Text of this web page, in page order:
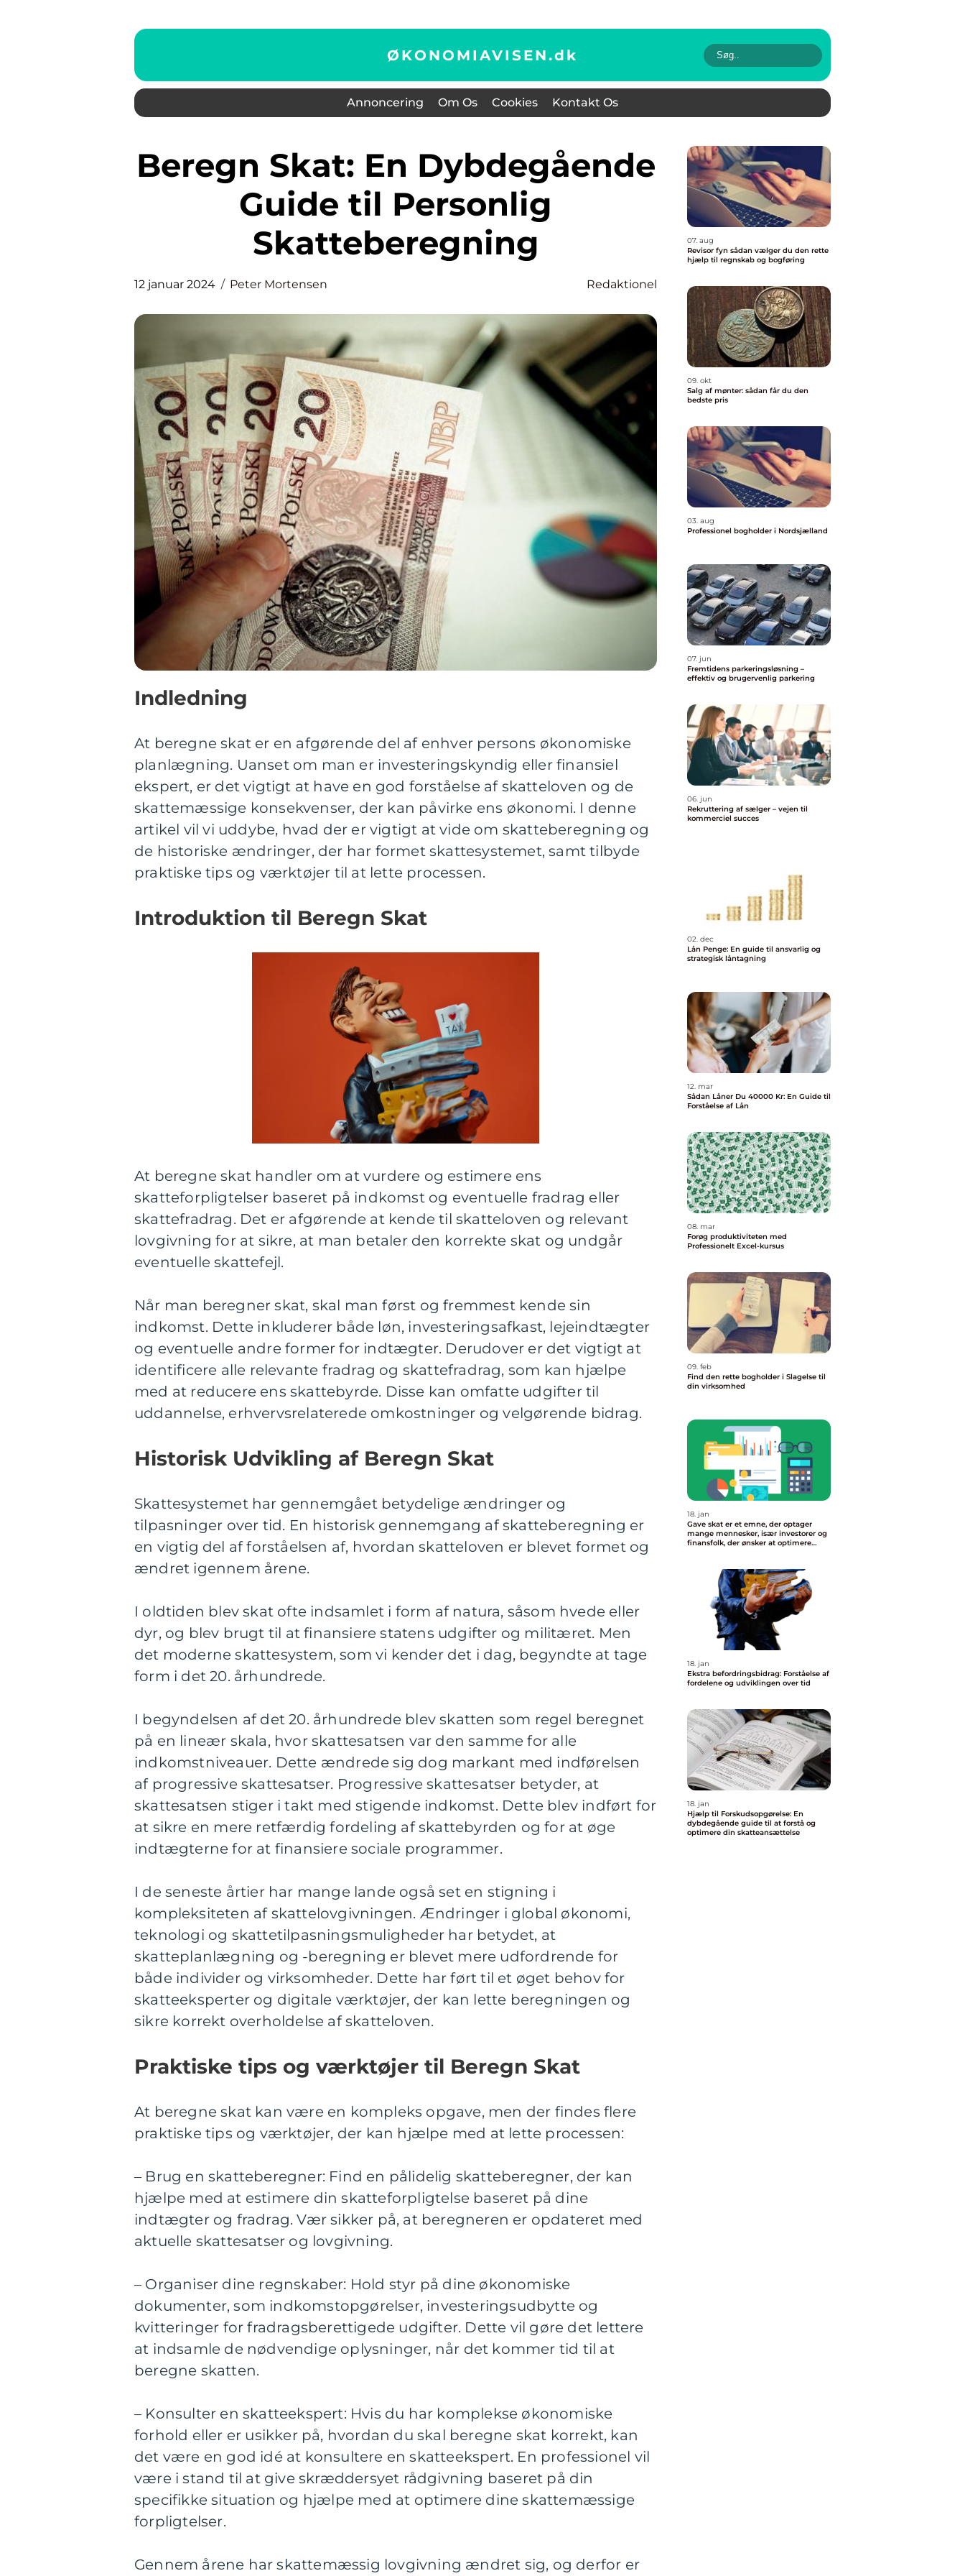
ØKONOMIAVISEN.dk
Annoncering Om Os Cookies Kontakt Os
Beregn Skat: En Dybdegående
Guide til Personlig
Skatteberegning
12 januar 2024 Peter Mortensen Redaktionel
Indledning
At beregne skat er en afgørende del af enhver persons økonomiske
planlægning. Uanset om man er investeringskyndig eller finansiel
ekspert, er det vigtigt at have en god forståelse af skatteloven og de
skattemæssige konsekvenser, der kan påvirke ens økonomi. I denne
artikel vil vi uddybe, hvad der er vigtigt at vide om skatteberegning og
de historiske ændringer, der har formet skattesystemet, samt tilbyde
praktiske tips og værktøjer til at lette processen.
Introduktion til Beregn Skat
At beregne skat handler om at vurdere og estimere ens
skatteforpligtelser baseret på indkomst og eventuelle fradrag eller
skattefradrag. Det er afgørende at kende til skatteloven og relevant
lovgivning for at sikre, at man betaler den korrekte skat og undgår
eventuelle skattefejl.
Når man beregner skat, skal man først og fremmest kende sin
indkomst. Dette inkluderer både løn, investeringsafkast, lejeindtægter
og eventuelle andre former for indtægter. Derudover er det vigtigt at
identificere alle relevante fradrag og skattefradrag, som kan hjælpe
med at reducere ens skattebyrde. Disse kan omfatte udgifter til
uddannelse, erhvervsrelaterede omkostninger og velgørende bidrag.
Historisk Udvikling af Beregn Skat
Skattesystemet har gennemgået betydelige ændringer og
tilpasninger over tid. En historisk gennemgang af skatteberegning er
en vigtig del af forståelsen af, hvordan skatteloven er blevet formet og
ændret igennem årene.
I oldtiden blev skat ofte indsamlet i form af natura, såsom hvede eller
dyr, og blev brugt til at finansiere statens udgifter og militæret. Men
det moderne skattesystem, som vi kender det i dag, begyndte at tage
form i det 20. århundrede.
I begyndelsen af det 20. århundrede blev skatten som regel beregnet
på en lineær skala, hvor skattesatsen var den samme for alle
indkomstniveauer. Dette ændrede sig dog markant med indførelsen
af progressive skattesatser. Progressive skattesatser betyder, at
skattesatsen stiger i takt med stigende indkomst. Dette blev indført for
at sikre en mere retfærdig fordeling af skattebyrden og for at øge
indtægterne for at finansiere sociale programmer.
I de seneste årtier har mange lande også set en stigning i
kompleksiteten af skattelovgivningen. Ændringer i global økonomi,
teknologi og skattetilpasningsmuligheder har betydet, at
skatteplanlægning og -beregning er blevet mere udfordrende for
både individer og virksomheder. Dette har ført til et øget behov for
skatteeksperter og digitale værktøjer, der kan lette beregningen og
sikre korrekt overholdelse af skatteloven.
Praktiske tips og værktøjer til Beregn Skat
At beregne skat kan være en kompleks opgave, men der findes flere
praktiske tips og værktøjer, der kan hjælpe med at lette processen:
– Brug en skatteberegner: Find en pålidelig skatteberegner, der kan
hjælpe med at estimere din skatteforpligtelse baseret på dine
indtægter og fradrag. Vær sikker på, at beregneren er opdateret med
aktuelle skattesatser og lovgivning.
– Organiser dine regnskaber: Hold styr på dine økonomiske
dokumenter, som indkomstopgørelser, investeringsudbytte og
kvitteringer for fradragsberettigede udgifter. Dette vil gøre det lettere
at indsamle de nødvendige oplysninger, når det kommer tid til at
beregne skatten.
– Konsulter en skatteekspert: Hvis du har komplekse økonomiske
forhold eller er usikker på, hvordan du skal beregne skat korrekt, kan
det være en god idé at konsultere en skatteekspert. En professionel vil
være i stand til at give skræddersyet rådgivning baseret på din
specifikke situation og hjælpe med at optimere dine skattemæssige
forpligtelser.
Gennem årene har skattemæssig lovgivning ændret sig, og derfor er
07. aug
Revisor fyn sådan vælger du den rette
hjælp til regnskab og bogføring
09. okt
Salg af mønter: sådan får du den
bedste pris
03. aug
Professionel bogholder i Nordsjælland
07. jun
Fremtidens parkeringsløsning –
effektiv og brugervenlig parkering
06. jun
Rekruttering af sælger – vejen til
kommerciel succes
02. dec
Lån Penge: En guide til ansvarlig og
strategisk låntagning
12. mar
Sådan Låner Du 40000 Kr: En Guide til
Forståelse af Lån
08. mar
Forøg produktiviteten med
Professionelt Excel-kursus
09. feb
Find den rette bogholder i Slagelse til
din virksomhed
18. jan
Gave skat er et emne, der optager
mange mennesker, især investorer og
finansfolk, der ønsker at optimere
18. jan
Ekstra befordringsbidrag: Forståelse af
fordelene og udviklingen over tid
18. jan
Hjælp til Forskudsopgørelse: En
dybdegående guide til at forstå og
optimere din skatteansættelse